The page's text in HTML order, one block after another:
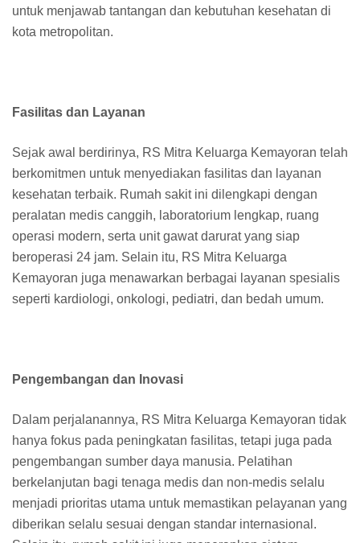
untuk menjawab tantangan dan kebutuhan kesehatan di
kota metropolitan.
Fasilitas dan Layanan
Sejak awal berdirinya, RS Mitra Keluarga Kemayoran telah
berkomitmen untuk menyediakan fasilitas dan layanan
kesehatan terbaik. Rumah sakit ini dilengkapi dengan
peralatan medis canggih, laboratorium lengkap, ruang
operasi modern, serta unit gawat darurat yang siap
beroperasi 24 jam. Selain itu, RS Mitra Keluarga
Kemayoran juga menawarkan berbagai layanan spesialis
seperti kardiologi, onkologi, pediatri, dan bedah umum.
Pengembangan dan Inovasi
Dalam perjalanannya, RS Mitra Keluarga Kemayoran tidak
hanya fokus pada peningkatan fasilitas, tetapi juga pada
pengembangan sumber daya manusia. Pelatihan
berkelanjutan bagi tenaga medis dan non-medis selalu
menjadi prioritas utama untuk memastikan pelayanan yang
diberikan selalu sesuai dengan standar internasional.